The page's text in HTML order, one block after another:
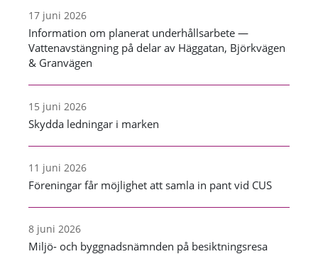
17 juni 2026
Information om planerat underhållsarbete —
Vattenavstängning på delar av Häggatan, Björkvägen
& Granvägen
15 juni 2026
Skydda ledningar i marken
11 juni 2026
Föreningar får möjlighet att samla in pant vid CUS
8 juni 2026
Miljö- och byggnadsnämnden på besiktningsresa